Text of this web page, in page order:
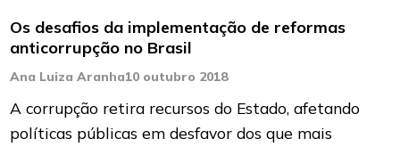
Os desafios da implementação de reformas
anticorrupção no Brasil
Ana Luiza Aranha10 outubro 2018
A corrupção retira recursos do Estado, afetando
políticas públicas em desfavor dos que mais